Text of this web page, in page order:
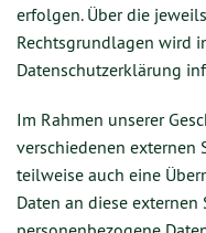
erfolgen. Über die
Rechtsgrundlagen wird
Datenschutzerklärung
Im Rahmen unserer
verschiedenen externen
teilweise auch eine
Daten an diese